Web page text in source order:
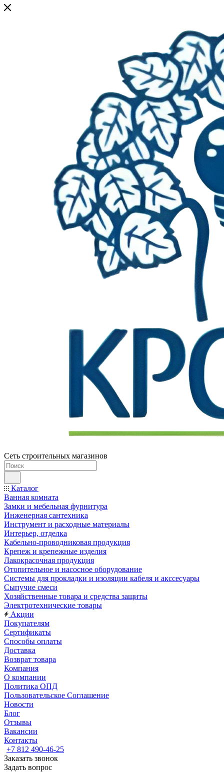
Сеть строительных магазинов
Каталог
Ванная комната
Замки и мебельная фурнитура
Инженерная сантехника
Инструмент и расходные материалы
Интерьер, отделка
Кабельно-проводниковая продукция
Крепеж и крепежные изделия
Лакокрасочная продукция
Отопительное и насосное оборудование
Системы для прокладки и изоляции кабеля и акссесуары
Сыпучие смеси
Хозяйственные товара и средства защиты
Электротехнические товары
Акции
Покупателям
Сертификаты
Способы оплаты
Доставка
Возврат товара
Компания
О компании
Политика ОПД
Пользовательское Соглашение
Новости
Блог
Отзывы
Вакансии
Контакты
+7 812 490-46-25
Заказать звонок
Задать вопрос